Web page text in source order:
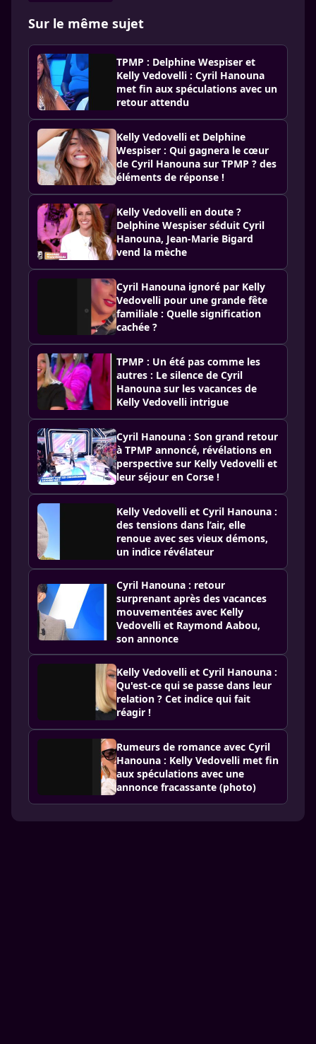
Sur le même sujet
TPMP : Delphine Wespiser et
Kelly Vedovelli : Cyril Hanouna
met fin aux spéculations avec un
retour attendu
Kelly Vedovelli et Delphine
Wespiser : Qui gagnera le cœur
de Cyril Hanouna sur TPMP ? des
éléments de réponse !
Kelly Vedovelli en doute ?
Delphine Wespiser séduit Cyril
Hanouna, Jean-Marie Bigard
vend la mèche
Cyril Hanouna ignoré par Kelly
Vedovelli pour une grande fête
familiale : Quelle signification
cachée ?
TPMP : Un été pas comme les
autres : Le silence de Cyril
Hanouna sur les vacances de
Kelly Vedovelli intrigue
Cyril Hanouna : Son grand retour
à TPMP annoncé, révélations en
perspective sur Kelly Vedovelli et
leur séjour en Corse !
Kelly Vedovelli et Cyril Hanouna :
des tensions dans l’air, elle
renoue avec ses vieux démons,
un indice révélateur
Cyril Hanouna : retour
surprenant après des vacances
mouvementées avec Kelly
Vedovelli et Raymond Aabou,
son annonce
Kelly Vedovelli et Cyril Hanouna :
Qu'est-ce qui se passe dans leur
relation ? Cet indice qui fait
réagir !
Rumeurs de romance avec Cyril
Hanouna : Kelly Vedovelli met fin
aux spéculations avec une
annonce fracassante (photo)